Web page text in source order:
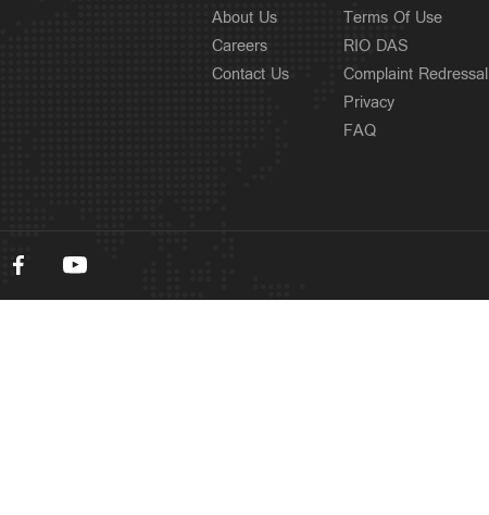
About Us
Careers
Contact Us
Terms Of Use
RIO DAS
Complaint Redressal
Privacy
FAQ